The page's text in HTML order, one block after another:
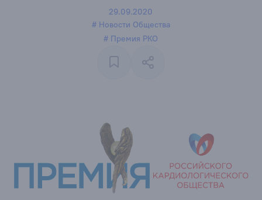
29.09.2020
# Новости Общества
# Премия РКО